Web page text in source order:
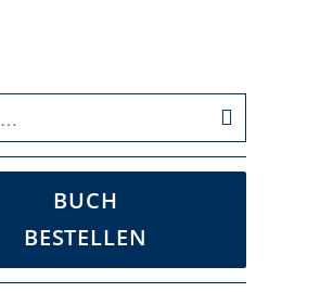
BUCH
BESTELLEN